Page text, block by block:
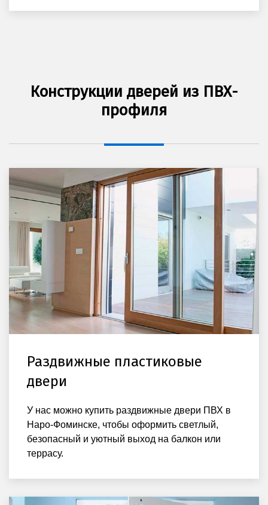
Конструкции дверей из ПВХ-
профиля
Раздвижные пластиковые
двери
У нас можно купить раздвижные двери ПВХ в
Наро-Фоминске, чтобы оформить светлый,
безопасный и уютный выход на балкон или
террасу.